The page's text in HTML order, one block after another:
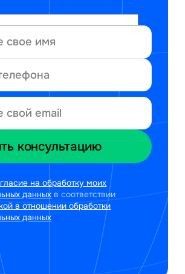
на обработку моих
данных в соответствии
в отношении обработки
данных